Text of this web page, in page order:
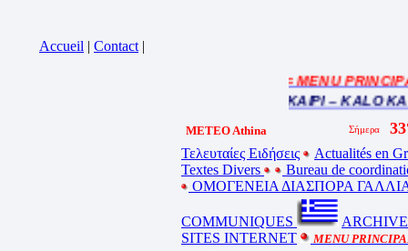
Accueil | Contact |
= MENU PRINCIPAL
BEL ETE – ΚΑΛΟ ΚΑΛΟΚΑΙΡΙ – KALO
METEO Athina
Τελευταίες Ειδήσεις
Actualités en
Textes Divers
Bureau de
ΟΜΟΓΕΝΕΙΑ ΔΙΑΣΠΟΡΑ
COMMUNIQUES
SITES INTERNET
MENU